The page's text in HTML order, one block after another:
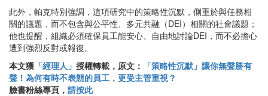
此外，帕克特別強調，這項研究中的策略性沉默，側重於與任務相
關的議題，而不包含與公平性、多元共融（DEI）相關的社會議題；
他也提醒，組織必須確保員工能安心、自由地討論DEI，而不必擔心
遭到強烈反對或報復。
本文獲 「經理人」 授權轉載，原文：
「策略性沉默」讓你無聲勝有
聲！為何有時不表態的員工，更受主管重視？
臉書粉絲專頁， 請按此